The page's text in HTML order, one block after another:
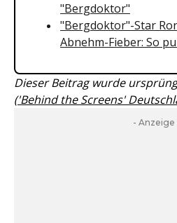
"Bergdoktor"
"Bergdoktor"-Star
Abnehm-Fieber: So
Dieser Beitrag wurde
('Behind the Screens'
- Anzeige